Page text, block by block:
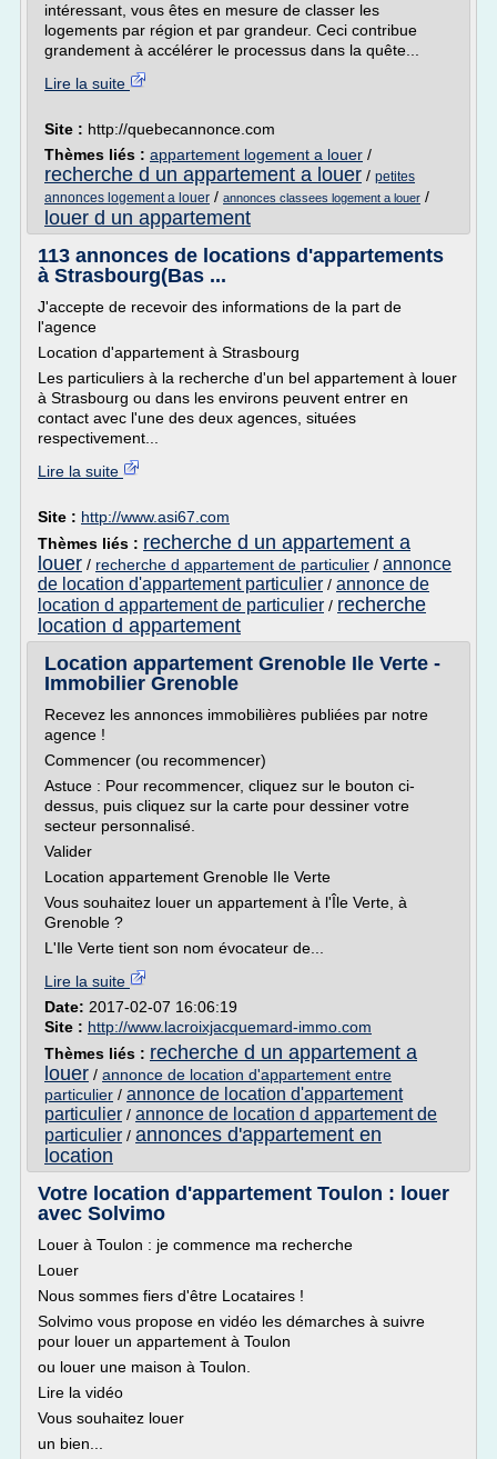
intéressant, vous êtes en mesure de classer les
logements par région et par grandeur. Ceci contribue
grandement à accélérer le processus dans la quête...
Lire la suite
Site : http://quebecannonce.com
Thèmes liés : appartement logement a louer /
recherche d un appartement a louer / petites
annonces logement a louer / annonces classees logement a louer /
louer d un appartement
113 annonces de locations d'appartements
à Strasbourg(Bas ...
J'accepte de recevoir des informations de la part de
l'agence
Location d'appartement à Strasbourg
Les particuliers à la recherche d'un bel appartement à louer
à Strasbourg ou dans les environs peuvent entrer en
contact avec l'une des deux agences, situées
respectivement...
Lire la suite
Site : http://www.asi67.com
Thèmes liés : recherche d un appartement a
louer / recherche d appartement de particulier / annonce
de location d'appartement particulier / annonce de
location d appartement de particulier / recherche
location d appartement
Location appartement Grenoble Ile Verte -
Immobilier Grenoble
Recevez les annonces immobilières publiées par notre
agence !
Commencer (ou recommencer)
Astuce : Pour recommencer, cliquez sur le bouton ci-
dessus, puis cliquez sur la carte pour dessiner votre
secteur personnalisé.
Valider
Location appartement Grenoble Ile Verte
Vous souhaitez louer un appartement à l'Île Verte, à
Grenoble ?
L'Ile Verte tient son nom évocateur de...
Lire la suite
Date: 2017-02-07 16:06:19
Site : http://www.lacroixjacquemard-immo.com
Thèmes liés : recherche d un appartement a
louer / annonce de location d'appartement entre
particulier / annonce de location d'appartement
particulier / annonce de location d appartement de
particulier / annonces d'appartement en
location
Votre location d'appartement Toulon : louer
avec Solvimo
Louer à Toulon : je commence ma recherche
Louer
Nous sommes fiers d'être Locataires !
Solvimo vous propose en vidéo les démarches à suivre
pour louer un appartement à Toulon
ou louer une maison à Toulon.
Lire la vidéo
Vous souhaitez louer
un bien...